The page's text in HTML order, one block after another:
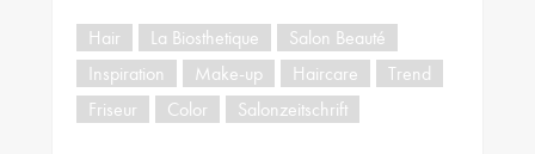
Hair La Biosthetique
Salon Beauté
Inspiration
Make-up Haircare
Trend
Friseur
Color Salonzeitschrift